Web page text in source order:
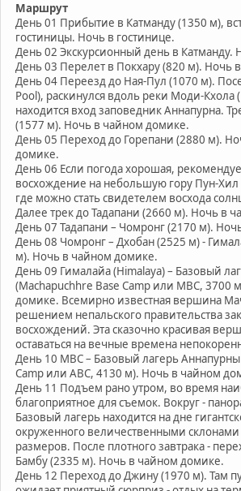
Маршрут
День 01 Прибытие в Катманду (1350 м),
гостиницы. Ночь в гостинице.
День 02 Экскурсионный день в Катманду.
День 03 Перелет в Покхару (820 м). Ночь
День 04 Переезд до Ная-Пул (1070 м).
Pool), раскинулся вдоль реки Моди-Кхола
находится вход заповедник Аннапурна.
(1577 м). Ночь в чайном домике.
День 05 Переход до Горепани (2880 м).
домике.
День 06 Если погода хорошая,
восхождение на небольшую гору Пун-Хил
где можно стать свидетелем восхода
Далее трек до Тадапани (2660 м). Ночь в
День 07 Тадапани – Чомронг (2170 м).
День 08 Чомронг – Дхобан (2525 м) -
м). Ночь в чайном домике.
День 09 Гималайа (Himalaya) – Базовый
(Machapuchhre Base Camp или MBC, 3700
домике. Всемирно известная вершина
решением непальского правительства
восхождений. Эта сказочно красивая
оставаться на вечные времена
День 10 MBC – Базовый лагерь
Camp или ABC, 4130 м). Ночь в чайном
День 11 Подъем рано утром, во время
благоприятное для съемок. Вокруг -
Базовый лагерь находится на дне
окруженного величественными
размеров. После плотного завтрака -
Бамбу (2335 м). Ночь в чайном домике.
День 12 Переход до Джину (1970 м). Там